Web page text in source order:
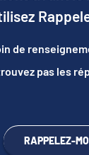
de
pas les
RAPPELEZ-